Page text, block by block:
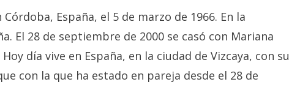
España, el 5 de marzo de 1966. En la
El 28 de septiembre de 2000 se casó con Mariana
día vive en España, en la ciudad de Vizcaya, con su
con la que ha estado en pareja desde el 28 de